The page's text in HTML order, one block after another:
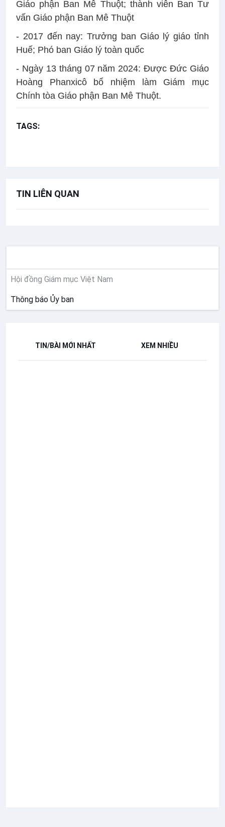
Giáo phận Ban Mê Thuột; thành viên Ban Tư
vấn Giáo phận Ban Mê Thuột
- 2017 đến nay: Trưởng ban Giáo lý giáo tỉnh
Huế; Phó ban Giáo lý toàn quốc
- Ngày 13 tháng 07 năm 2024: Được Đức Giáo
Hoàng Phanxicô bổ nhiệm làm Giám mục
Chính tòa Giáo phận Ban Mê Thuột.
TAGS:
TIN LIÊN QUAN
Hội đồng Giám mục Việt Nam
Thông báo Ủy ban
TIN/BÀI MỚI NHẤT XEM NHIỀU